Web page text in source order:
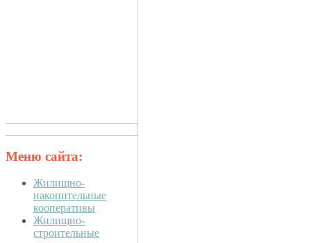
Меню сайта:
Жилищно-
накопительные
кооперативы
Жилищно-
строительные